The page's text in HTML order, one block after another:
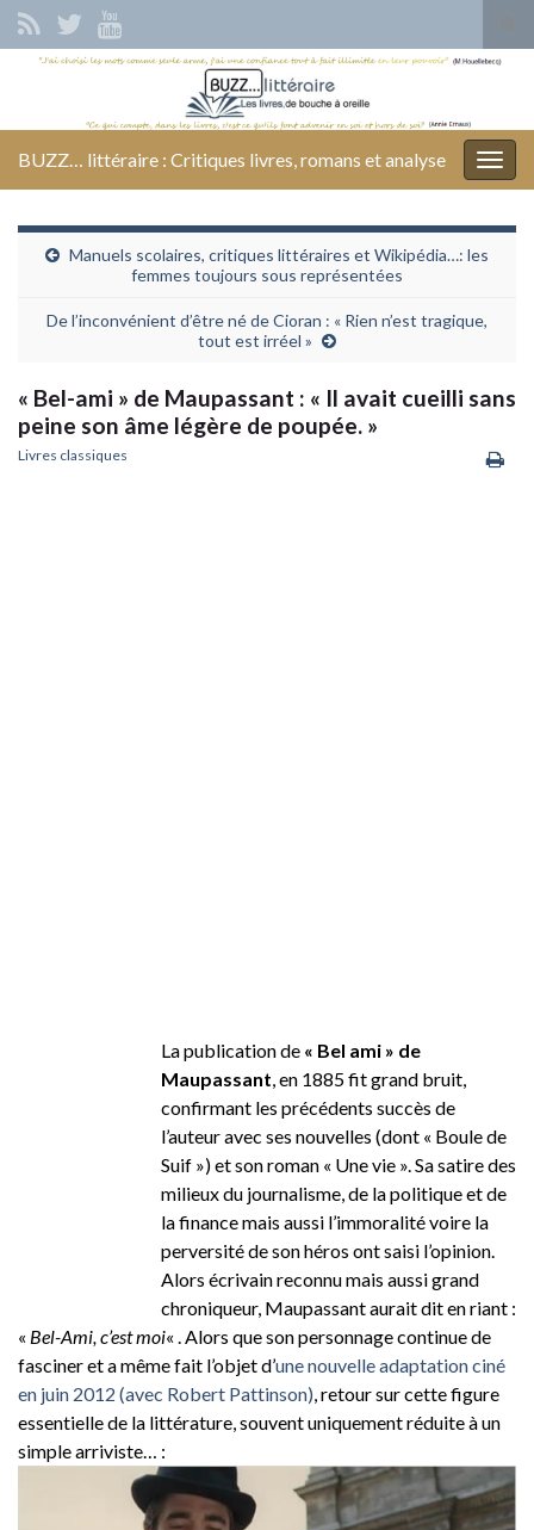
Search for:
BUZZ… littéraire : Critiques livres, romans et analyse
Manuels scolaires, critiques littéraires et Wikipédia…: les
femmes toujours sous représentées
De l’inconvénient d’être né de Cioran : « Rien n’est tragique,
tout est irréel »
« Bel-ami » de Maupassant : « Il avait cueilli sans
peine son âme légère de poupée. »
Livres classiques
La publication de « Bel ami » de
Maupassant , en 1885 fit grand bruit,
confirmant les précédents succès de
l’auteur avec ses nouvelles (dont « Boule de
Suif ») et son roman « Une vie ». Sa satire des
milieux du journalisme, de la politique et de
la finance mais aussi l’immoralité voire la
perversité de son héros ont saisi l’opinion.
Alors écrivain reconnu mais aussi grand
chroniqueur, Maupassant aurait dit en riant :
« Bel-Ami, c’est moi« . Alors que son personnage continue de
fasciner et a même fait l’objet d’une nouvelle adaptation ciné
en juin 2012 (avec Robert Pattinson) , retour sur cette figure
essentielle de la littérature, souvent uniquement réduite à un
simple arriviste… :